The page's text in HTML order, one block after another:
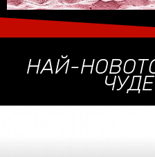
НАЙ-